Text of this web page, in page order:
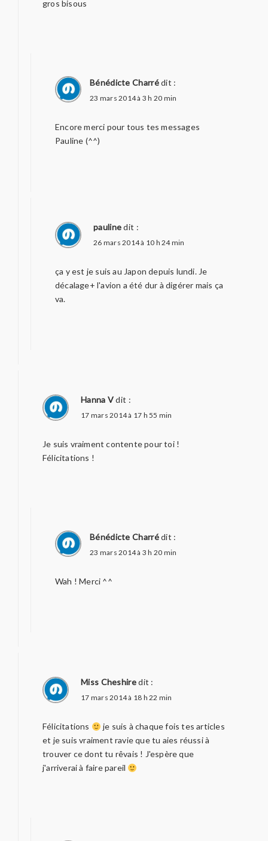
gros bisous
Bénédicte Charrédit :
23 mars 2014 à 3 h 20 min
Encore merci pour tous tes messages
Pauline (^^)
pauline dit :
26 mars 2014 à 10 h 24 min
ça y est je suis au Japon depuis lundi. Je
décalage+ l'avion a été dur à digérer mais ça
va.
Hanna V dit :
17 mars 2014 à 17 h 55 min
Je suis vraiment contente pour toi !
Félicitations !
Bénédicte Charrédit :
23 mars 2014 à 3 h 20 min
Wah ! Merci ^^
Miss Cheshiredit :
17 mars 2014 à 18 h 22 min
Félicitations
je suis à chaque fois tes articles
et je suis vraiment ravie que tu aies réussi à
trouver ce dont tu rêvais ! J'espère que
j'arriverai à faire pareil